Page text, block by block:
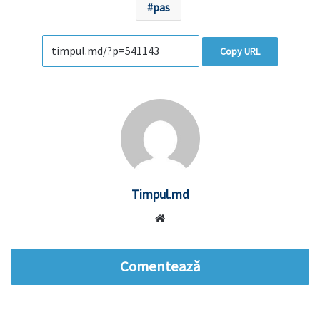
pas
Copy URL
Timpul.md
Comentează